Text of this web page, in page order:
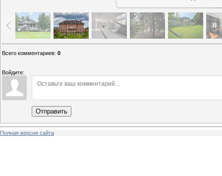
Всего комментариев: 0
Войдите:
Отправить
Полная версия сайта